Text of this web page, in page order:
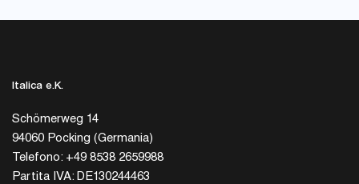
Italica e.K.
Schömerweg 14
94060 Pocking (Germania)
Telefono: +49 8538 2659988
Partita IVA: DE130244463